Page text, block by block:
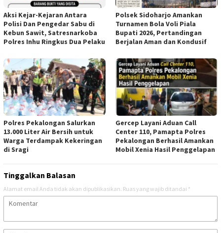
Aksi Kejar-Kejaran Antara
Polisi Dan Pengedar Sabu di
Kebun Sawit, Satresnarkoba
Polres Inhu Ringkus Dua Pelaku
Polsek Sidoharjo Amankan
Turnamen Bola Voli Piala
Bupati 2026, Pertandingan
Berjalan Aman dan Kondusif
Polres Pekalongan Salurkan
13.000 Liter Air Bersih untuk
Warga Terdampak Kekeringan
di Sragi
Gercep Layani Aduan Call
Center 110, Pamapta Polres
Pekalongan Berhasil Amankan
Mobil Xenia Hasil Penggelapan
Tinggalkan Balasan
Alamat email Anda tidak akan dipublikasikan. Ruas yang wajib ditandai *